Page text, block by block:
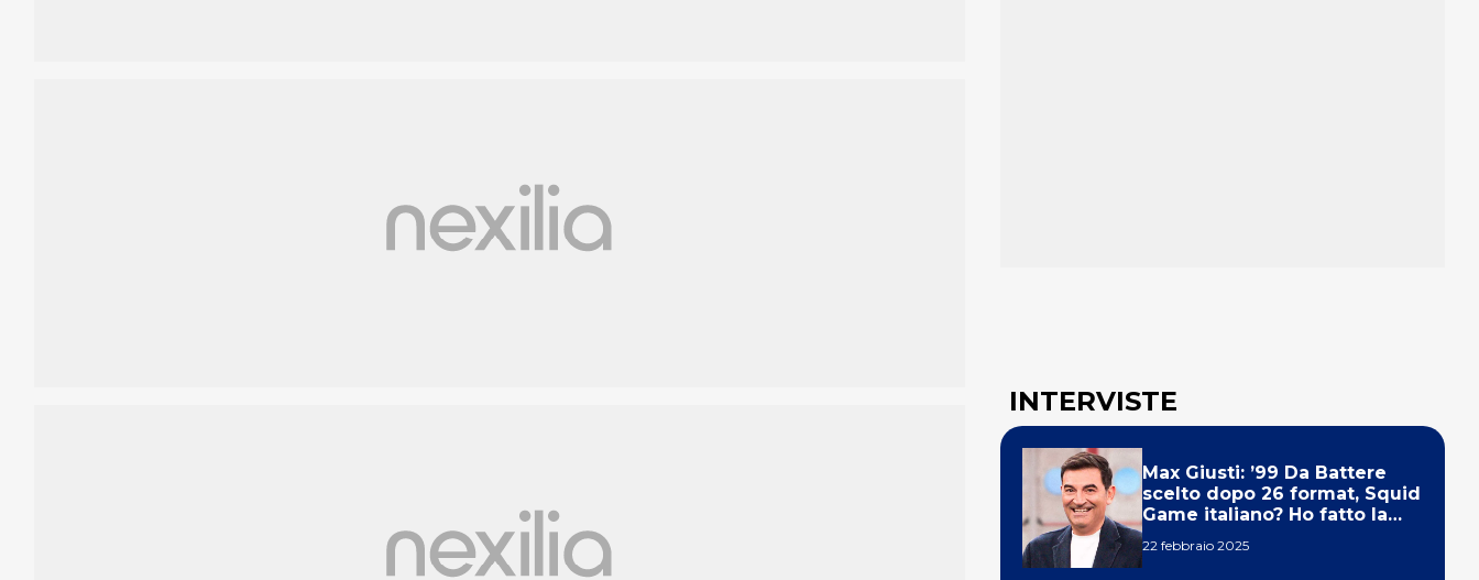
INTERVISTE
Max Giusti: ’99 Da Battere
scelto dopo 26 format, Squid
Game italiano? Ho fatto la
22 febbraio 2025